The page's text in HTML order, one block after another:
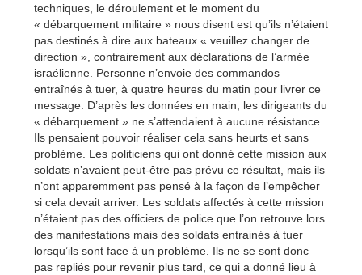
techniques, le déroulement et le moment du
« débarquement militaire » nous disent est qu’ils n’étaient
pas destinés à dire aux bateaux « veuillez changer de
direction », contrairement aux déclarations de l’armée
israélienne. Personne n’envoie des commandos
entraînés à tuer, à quatre heures du matin pour livrer ce
message. D’après les données en main, les dirigeants du
« débarquement » ne s’attendaient à aucune résistance.
Ils pensaient pouvoir réaliser cela sans heurts et sans
problème. Les politiciens qui ont donné cette mission aux
soldats n’avaient peut-être pas prévu ce résultat, mais ils
n’ont apparemment pas pensé à la façon de l’empêcher
si cela devait arriver. Les soldats affectés à cette mission
n’étaient pas des officiers de police que l’on retrouve lors
des manifestations mais des soldats entrainés à tuer
lorsqu’ils sont face à un problème. Ils ne se sont donc
pas repliés pour revenir plus tard, ce qui a donné lieu à